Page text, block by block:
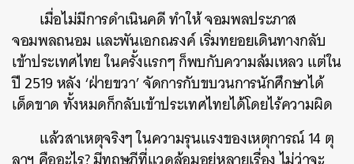
เมื่อไม่มีการดำเนินคดี ทำให้ จอมพลประภาส
จอมพลถนอม และพันเอกณรงค์ เริ่มทยอยเดินทางกลับ
เข้าประเทศไทย ในครั้งแรกๆ ก็พบกับความล้มเหลว แต่ใน
ปี 2519 หลัง ‘ฝ่ายขวา’ จัดการกับขบวนการนักศึกษาได้
เด็ดขาด ทั้งหมดก็กลับเข้าประเทศไทยได้โดยไร้ความผิด
แล้วสาเหตุจริงๆ ในความรุนแรงของเหตุการณ์ 14 ตุ